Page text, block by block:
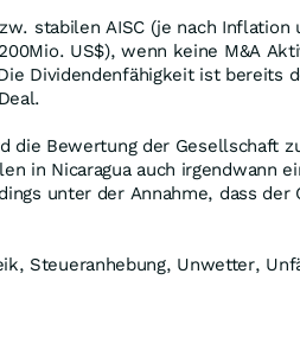
stabilen AISC (je nach Inflation
US$), wenn keine M&A
Dividendenfähigkeit ist bereits
die Bewertung der Gesellschaft
in Nicaragua auch irgendwann
unter der Annahme, dass
Steueranhebung, Unwetter,